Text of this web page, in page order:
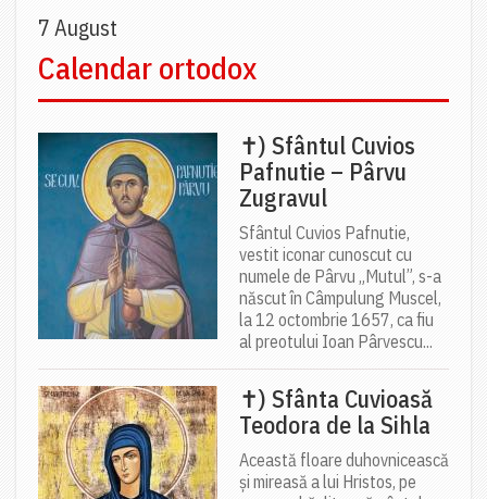
7 August
Calendar ortodox
✝) Sfântul Cuvios
Pafnutie – Pârvu
Zugravul
Sfântul Cuvios Pafnutie,
vestit iconar cunoscut cu
numele de Pârvu „Mutul”, s-a
născut în Câmpulung Muscel,
la 12 octombrie 1657, ca fiu
al preotului Ioan Pârvescu...
✝) Sfânta Cuvioasă
Teodora de la Sihla
Această floare duhovnicească
și mireasă a lui Hristos, pe